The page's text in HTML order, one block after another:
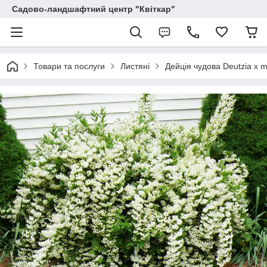
Садово-ландшафтний центр "Квіткар"
Товари та послуги Листяні Дейція чудова Deutzia x